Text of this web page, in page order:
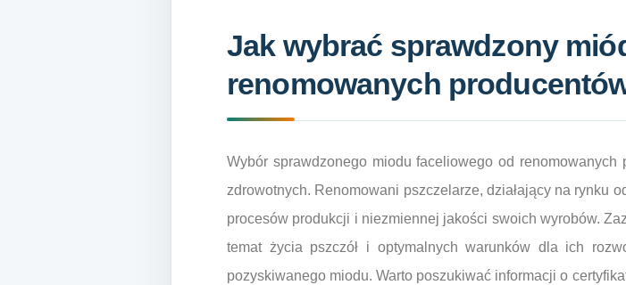
Jak wybrać sprawdzony
renomowanych
Wybór sprawdzonego miodu faceliowego od
zdrowotnych. Renomowani pszczelarze, działający na rynku
procesów produkcji i niezmiennej jakości swoich wyrobów.
temat życia pszczół i optymalnych warunków dla ich
pozyskiwanego miodu. Warto poszukiwać informacji o